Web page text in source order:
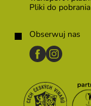
Pliki do pobrania
Obserwuj nas